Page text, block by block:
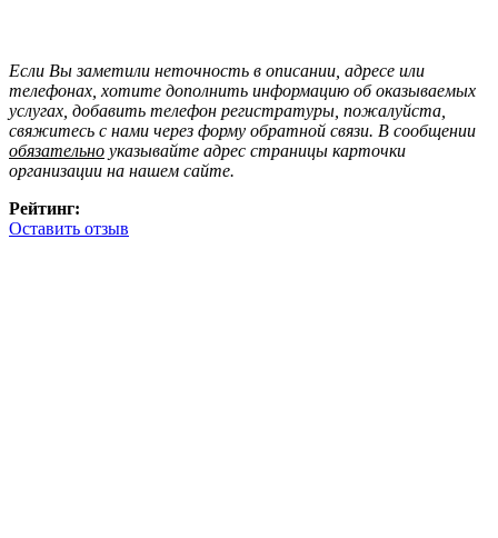
Если Вы заметили неточность в описании, адресе или
телефонах, хотите дополнить информацию об оказываемых
услугах, добавить телефон регистратуры, пожалуйста,
свяжитесь с нами через форму обратной связи. В сообщении
обязательно указывайте адрес страницы карточки
организации на нашем сайте.
Рейтинг:
Оставить отзыв